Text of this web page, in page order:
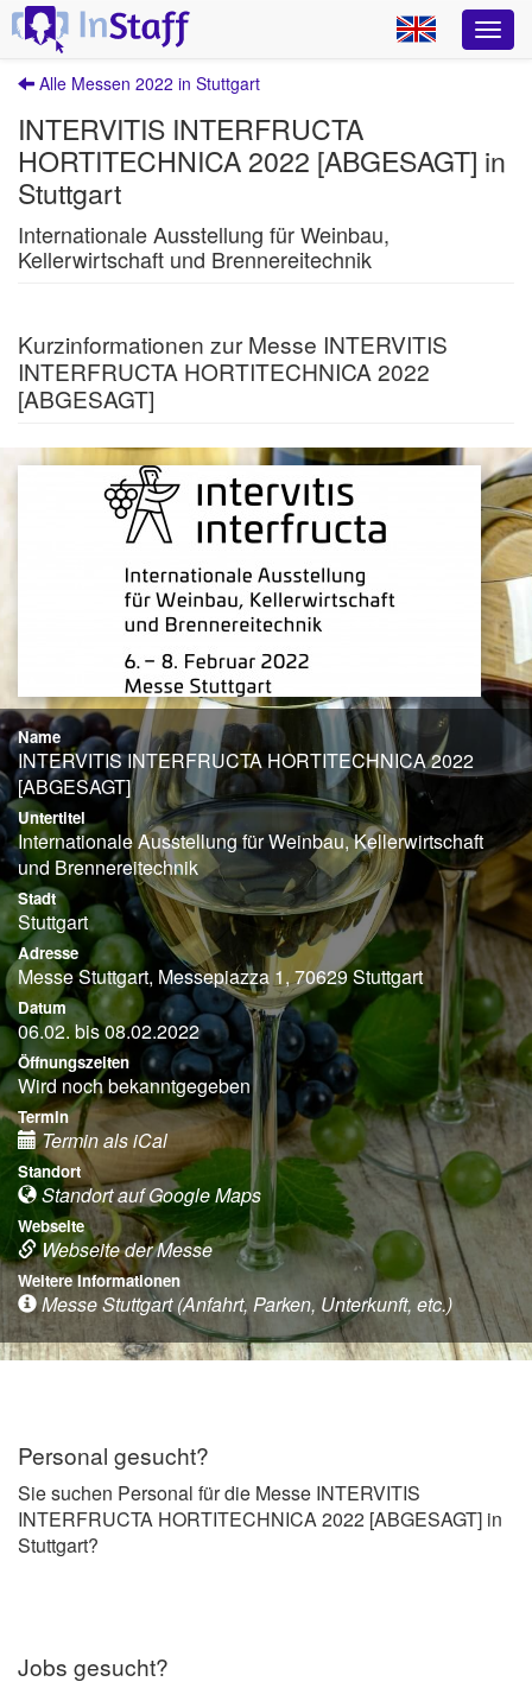
Alle Messen 2022 in Stuttgart
INTERVITIS INTERFRUCTA
HORTITECHNICA 2022 [ABGESAGT] in
Stuttgart
Internationale Ausstellung für Weinbau,
Kellerwirtschaft und Brennereitechnik
Kurzinformationen zur Messe INTERVITIS
INTERFRUCTA HORTITECHNICA 2022
[ABGESAGT]
Name
INTERVITIS INTERFRUCTA HORTITECHNICA 2022
[ABGESAGT]
Untertitel
Internationale Ausstellung für Weinbau, Kellerwirtschaft
und Brennereitechnik
Stadt
Stuttgart
Adresse
Messe Stuttgart, Messepiazza 1, 70629 Stuttgart
Datum
06.02. bis 08.02.2022
Öffnungszeiten
Wird noch bekanntgegeben
Termin
Termin als iCal
Standort
Standort auf Google Maps
Webseite
Webseite der Messe
Weitere Informationen
Messe Stuttgart (Anfahrt, Parken, Unterkunft, etc.)
Personal gesucht?
Sie suchen Personal für die Messe INTERVITIS
INTERFRUCTA HORTITECHNICA 2022 [ABGESAGT] in
Stuttgart?
Jobs gesucht?